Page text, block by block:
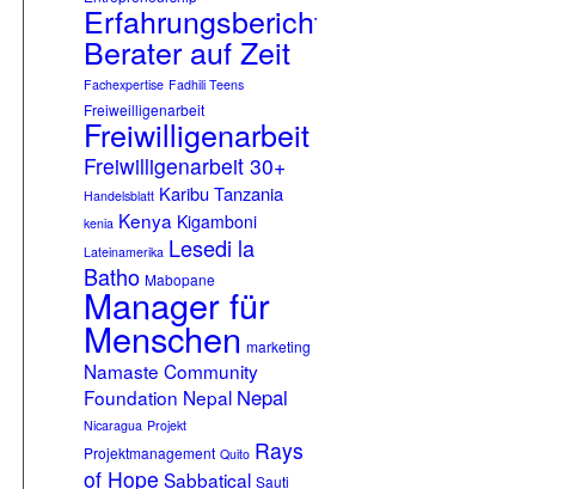
Erfahrungsbericht
Berater auf Zeit
Fachexpertise Fadhili Teens
Freiweilligenarbeit
Freiwilligenarbeit
Freiwilligenarbeit 30+
Handelsblatt Karibu Tanzania
kenia Kenya Kigamboni
Lateinamerika Lesedi la
Batho Mabopane
Manager für
Menschen marketing
Namaste Community
Foundation Nepal Nepal
Nicaragua Projekt
Projektmanagement Quito Rays
of Hope Sabbatical Sauti